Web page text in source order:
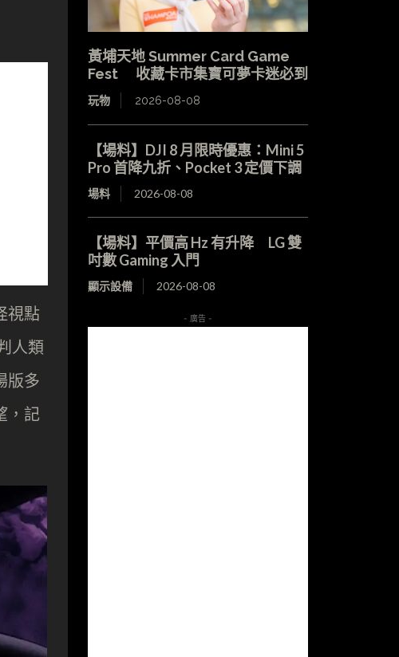
視點
人類
版多
，記
黃埔天地 Summer Card Game
Fest 收藏卡市集寶可夢卡迷必到
玩物 2026-08-08
【場料】DJI 8 月限時優惠：Mini 5
Pro 首降九折、Pocket 3 定價下調
場料 2026-08-08
【場料】平價高 Hz 有升降 LG 雙
吋數 Gaming 入門
顯示設備 2026-08-08
- 廣告 -